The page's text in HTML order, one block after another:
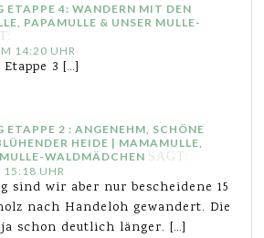
ETAPPE 4: WANDERN MIT DEN
PAPAMULLE & UNSER MULLE-
14:20 UHR
3 […]
ETAPPE 2 : ANGENEHM, SCHÖNE
HEIDE | MAMAMULLE,
WALDMÄDCHEN SAGT:
15:18 UHR
sind wir aber nur bescheidene 15
nach Handeloh gewandert. Die
schon deutlich länger. […]